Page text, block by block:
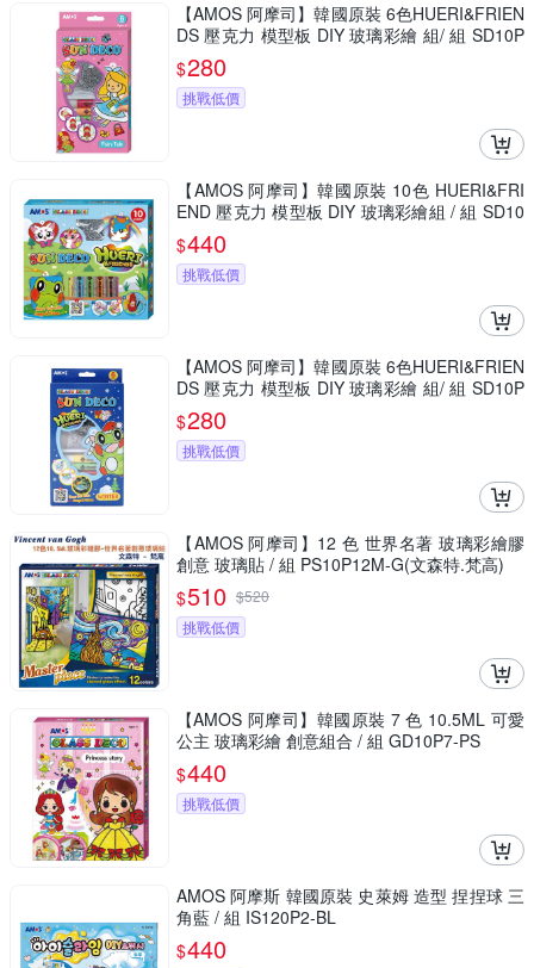
【AMOS 阿摩司】韓國原裝 6色HUERI&FRIEN
DS 壓克力 模型板 DIY 玻璃彩繪 組/ 組 SD10P
6-H
$280
挑戰低價
【AMOS 阿摩司】韓國原裝 10色 HUERI&FRI
END 壓克力 模型板 DIY 玻璃彩繪組 / 組 SD10
P10-H
$440
挑戰低價
【AMOS 阿摩司】韓國原裝 6色HUERI&FRIEN
DS 壓克力 模型板 DIY 玻璃彩繪 組/ 組 SD10P
6-H
$280
挑戰低價
【AMOS 阿摩司】12 色 世界名著 玻璃彩繪膠
創意 玻璃貼 / 組 PS10P12M-G(文森特.梵高)
$510 $520
挑戰低價
【AMOS 阿摩司】韓國原裝 7 色 10.5ML 可愛
公主 玻璃彩繪 創意組合 / 組 GD10P7-PS
$440
挑戰低價
AMOS 阿摩斯 韓國原裝 史萊姆 造型 捏捏球 三
角藍 / 組 IS120P2-BL
$440